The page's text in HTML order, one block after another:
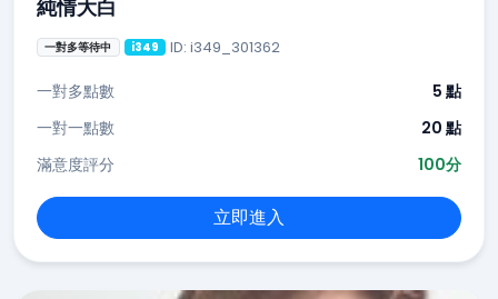
純情大白
一對多等待中 i349 ID: i349_301362
一對多點數
5 點
一對一點數
20 點
滿意度評分
100分
立即進入